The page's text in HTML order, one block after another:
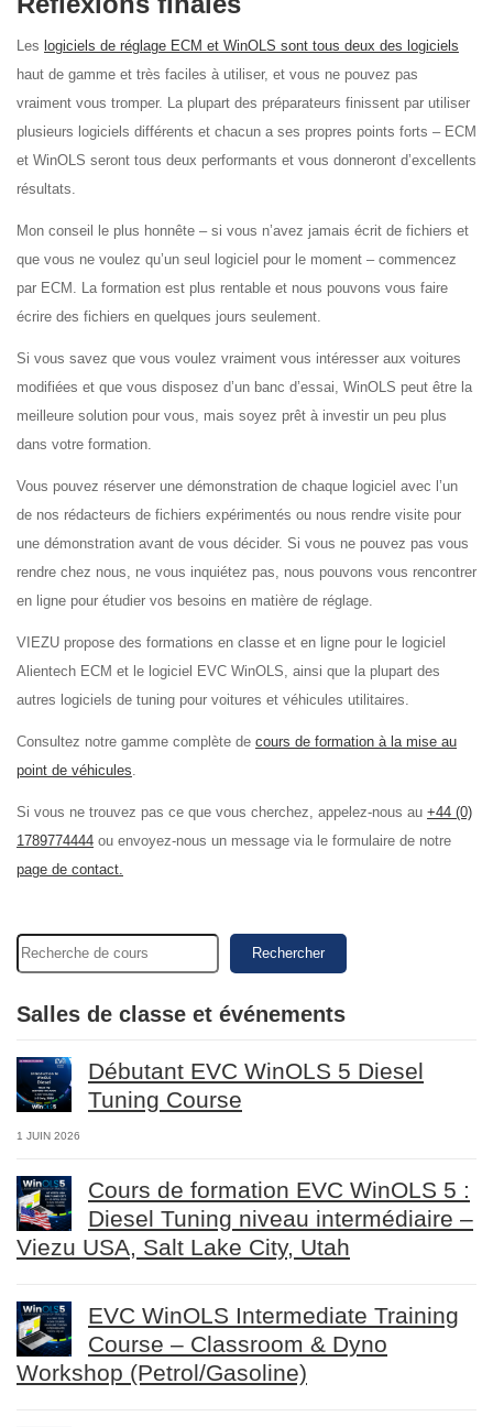
Les logiciels de réglage ECM et WinOLS sont tous deux des logiciels
haut de gamme et très faciles à utiliser, et vous ne pouvez pas
vraiment vous tromper. La plupart des préparateurs finissent par utiliser
plusieurs logiciels différents et chacun a ses propres points forts – ECM
et WinOLS seront tous deux performants et vous donneront d’excellents
résultats.
Mon conseil le plus honnête – si vous n’avez jamais écrit de fichiers et
que vous ne voulez qu’un seul logiciel pour le moment – commencez
par ECM. La formation est plus rentable et nous pouvons vous faire
écrire des fichiers en quelques jours seulement.
Si vous savez que vous voulez vraiment vous intéresser aux voitures
modifiées et que vous disposez d’un banc d’essai, WinOLS peut être la
meilleure solution pour vous, mais soyez prêt à investir un peu plus
dans votre formation.
Vous pouvez réserver une démonstration de chaque logiciel avec l’un
de nos rédacteurs de fichiers expérimentés ou nous rendre visite pour
une démonstration avant de vous décider. Si vous ne pouvez pas vous
rendre chez nous, ne vous inquiétez pas, nous pouvons vous rencontrer
en ligne pour étudier vos besoins en matière de réglage.
VIEZU propose des formations en classe et en ligne pour le logiciel
Alientech ECM et le logiciel EVC WinOLS, ainsi que la plupart des
autres logiciels de tuning pour voitures et véhicules utilitaires.
Consultez notre gamme complète de cours de formation à la mise au
point de véhicules.
Si vous ne trouvez pas ce que vous cherchez, appelez-nous au +44 (0)
1789774444 ou envoyez-nous un message via le formulaire de notre
page de contact.
Rechercher
Salles de classe et événements
Débutant EVC WinOLS 5 Diesel
Tuning Course
1 JUIN 2026
Cours de formation EVC WinOLS 5 :
Diesel Tuning niveau intermédiaire –
Viezu USA, Salt Lake City, Utah
EVC WinOLS Intermediate Training
Course – Classroom & Dyno
Workshop (Petrol/Gasoline)